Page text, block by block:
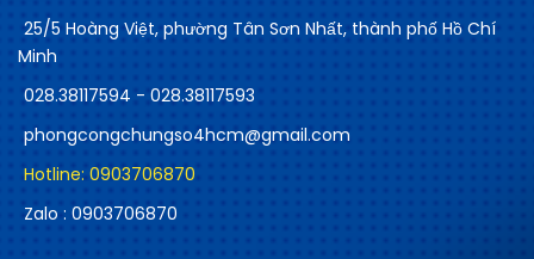
25/5 Hoàng Việt, phường Tân Sơn Nhất, thành phố Hồ Chí
Minh
028.38117594 - 028.38117593
phongcongchungso4hcm@gmail.com
Hotline: 0903706870
Zalo : 0903706870